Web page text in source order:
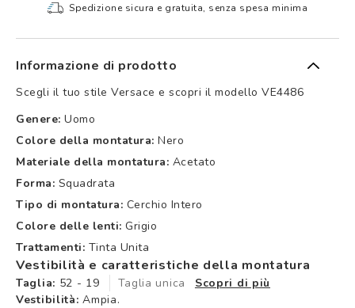
Spedizione sicura e gratuita, senza spesa minima
Informazione di prodotto
Scegli il tuo stile Versace e scopri il modello VE4486
Genere: Uomo
Colore della montatura: Nero
Materiale della montatura: Acetato
Forma: Squadrata
Tipo di montatura: Cerchio Intero
Colore delle lenti: Grigio
Trattamenti: Tinta Unita
Vestibilità e caratteristiche della montatura
Taglia: 52 - 19 Taglia unica
Scopri di più
Vestibilità: Ampia.